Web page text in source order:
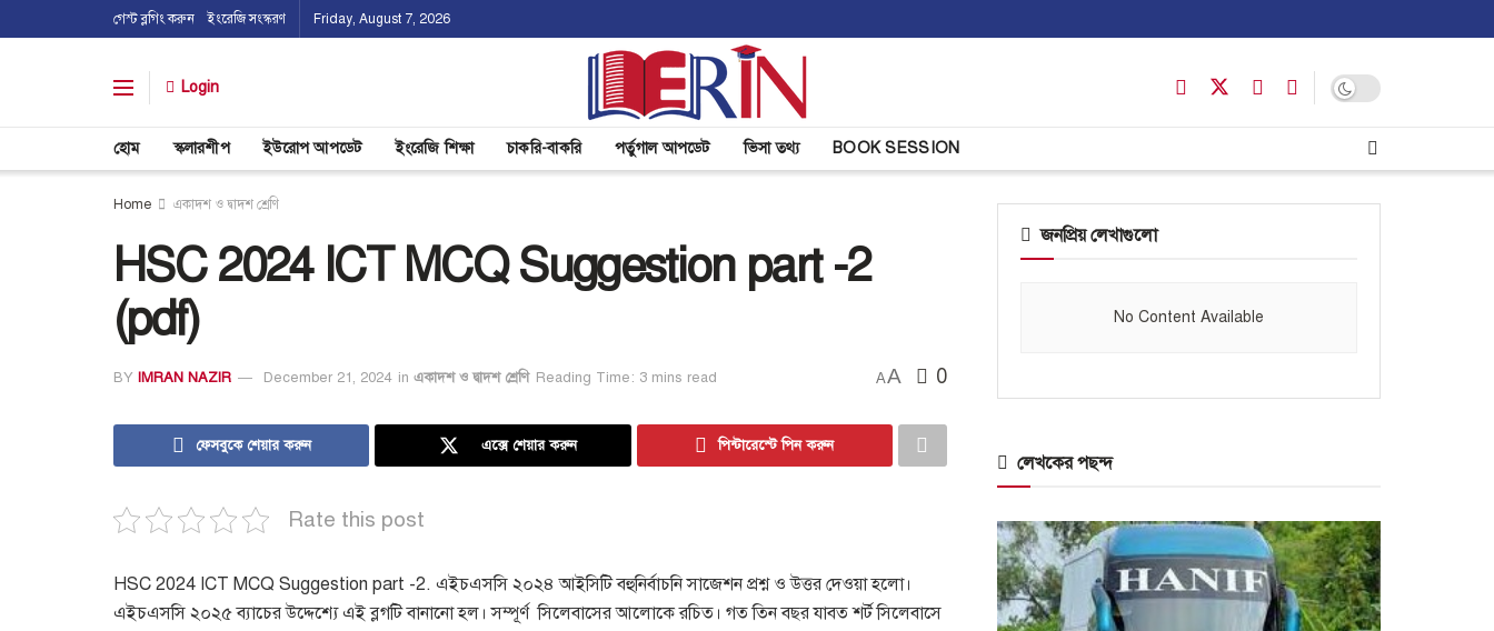
গেস্ট ব্লগিং করুন ইংরেজি সংস্করণ Friday, August 7, 2026
Login
হোম স্কলারশীপ ইউরোপ আপডেট ইংরেজি শিক্ষা চাকরি-বাকরি পর্তুগাল আপডেট ভিসা তথ্য BOOK SESSION
Home একাদশ ও দ্বাদশ শ্রেণি
HSC 2024 ICT MCQ Suggestion part -2
(pdf)
BY IMRAN NAZIR December 21, 2024 in একাদশ ও দ্বাদশ শ্রেণি Reading Time: 3 mins read AA 0
ফেসবুকে শেয়ার করুন এক্সে শেয়ার করুন পিন্টারেস্টে পিন করুন
Rate this post
HSC 2024 ICT MCQ Suggestion part -2. এইচএসসি ২০২৪ আইসিটি বহুনির্বাচনি সাজেশন প্রশ্ন ও উত্তর দেওয়া হলো।
এইচএসসি ২০২৫ ব্যাচের উদ্দেশ্যে এই ব্লগটি বানানো হল। সম্পূর্ণ সিলেবাসের আলোকে রচিত। গত তিন বছর যাবত শর্ট সিলেবাসে
জনপ্রিয় লেখাগুলো
No Content Available
লেখকের পছন্দ